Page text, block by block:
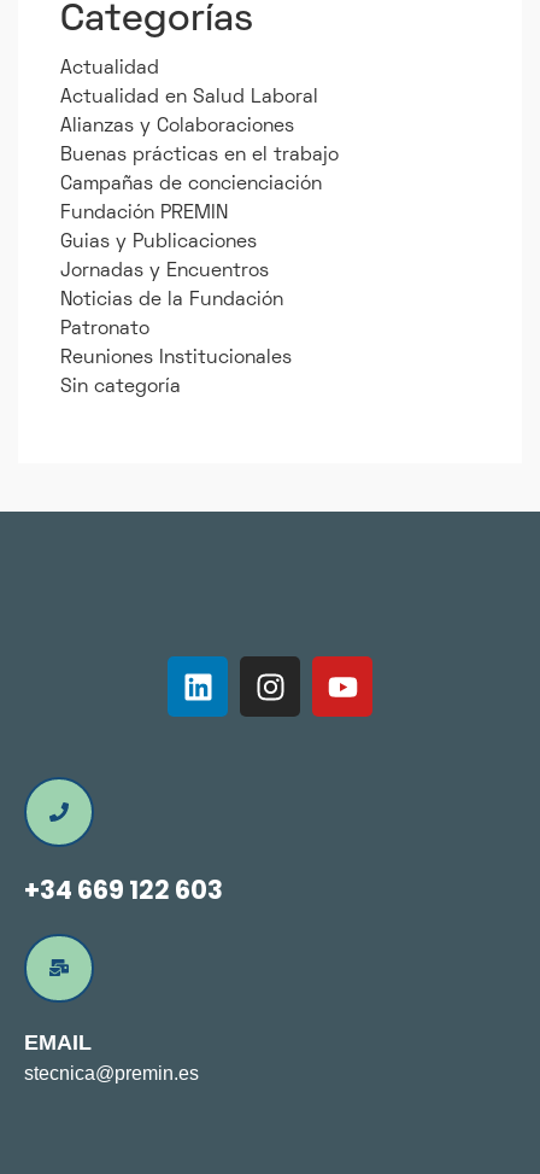
Categorías
Actualidad
Actualidad en Salud Laboral
Alianzas y Colaboraciones
Buenas prácticas en el trabajo
Campañas de concienciación
Fundación PREMIN
Guias y Publicaciones
Jornadas y Encuentros
Noticias de la Fundación
Patronato
Reuniones Institucionales
Sin categoría
+34 669 122 603
EMAIL
stecnica@premin.es